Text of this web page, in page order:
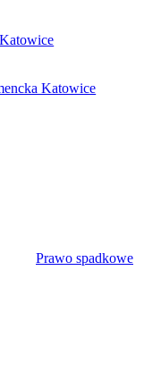
Katowice
Prawo spadkowe